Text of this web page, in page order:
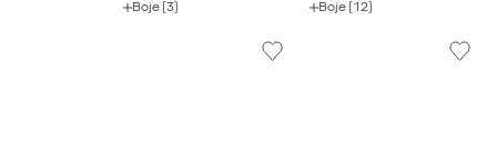
Boje (3)
Boje (12)